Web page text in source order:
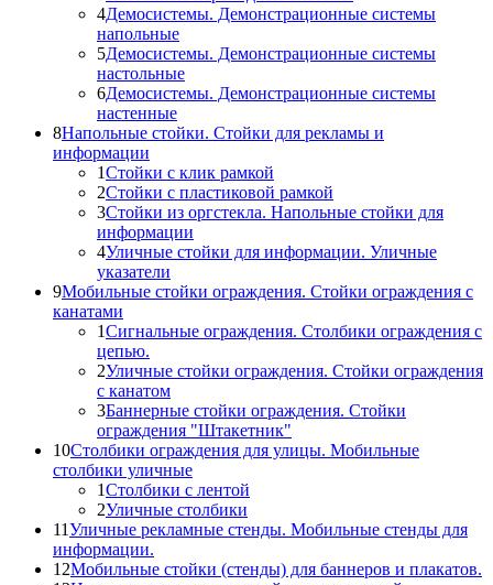
4Демосистемы. Демонстрационные системы
напольные
5Демосистемы. Демонстрационные системы
настольные
6Демосистемы. Демонстрационные системы
настенные
8Напольные стойки. Стойки для рекламы и
информации
1Стойки с клик рамкой
2Стойки с пластиковой рамкой
3Стойки из оргстекла. Напольные стойки для
информации
4Уличные стойки для информации. Уличные
указатели
9Мобильные стойки ограждения. Стойки ограждения с
канатами
1Сигнальные ограждения. Столбики ограждения с
цепью.
2Уличные стойки ограждения. Стойки ограждения
с канатом
3Баннерные стойки ограждения. Стойки
ограждения "Штакетник"
10Столбики ограждения для улицы. Мобильные
столбики уличные
1Столбики с лентой
2Уличные столбики
11Уличные рекламные стенды. Мобильные стенды для
информации.
12Мобильные стойки (стенды) для баннеров и плакатов.